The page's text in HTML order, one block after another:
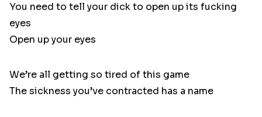
You need to tell your dick to open up its fucking
eyes
Open up your eyes
We’re all getting so tired of this game
The sickness you’ve contracted has a name